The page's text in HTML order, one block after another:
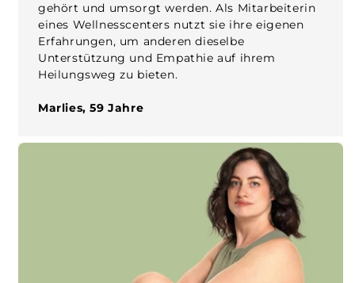
gehört und umsorgt werden. Als Mitarbeiterin
eines Wellnesscenters nutzt sie ihre eigenen
Erfahrungen, um anderen dieselbe
Unterstützung und Empathie auf ihrem
Heilungsweg zu bieten.
Marlies, 59 Jahre